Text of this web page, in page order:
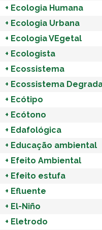
+ Ecologia Humana
+ Ecologia Urbana
+ Ecologia VEgetal
+ Ecologista
+ Ecossistema
+ Ecossistema
+ Ecótipo
+ Ecótono
+ Edafológica
+ Educação ambiental
+ Efeito Ambiental
+ Efeito estufa
+ Efluente
+ El-Niño
+ Eletrodo